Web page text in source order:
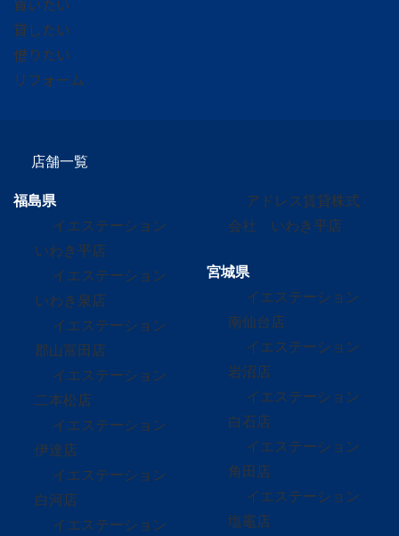
買いたい
貸したい
借りたい
リフォーム
店舗一覧
福島県
イエステーション
いわき平店
イエステーション
いわき泉店
イエステーション
郡山富田店
イエステーション
二本松店
イエステーション
伊達店
イエステーション
白河店
イエステーション
アドレス賃貸株式
会社 いわき平店
宮城県
イエステーション
南仙台店
イエステーション
岩沼店
イエステーション
白石店
イエステーション
角田店
イエステーション
塩竈店